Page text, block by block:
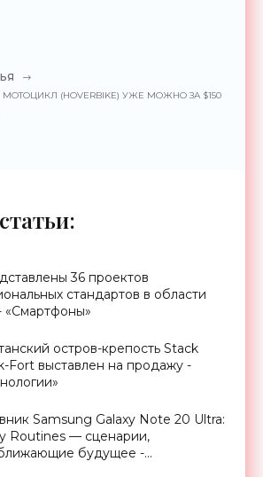
(HOVERBIKE) УЖЕ МОЖНО ЗА $150
36 проектов
стандартов в области
остров-крепость Stack
Fort выставлен на продажу -
Samsung Galaxy Note 20 Ultra:
Routines — сценарии,
будущее -